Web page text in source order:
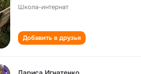
Школа-интернат
Добавить в друзья